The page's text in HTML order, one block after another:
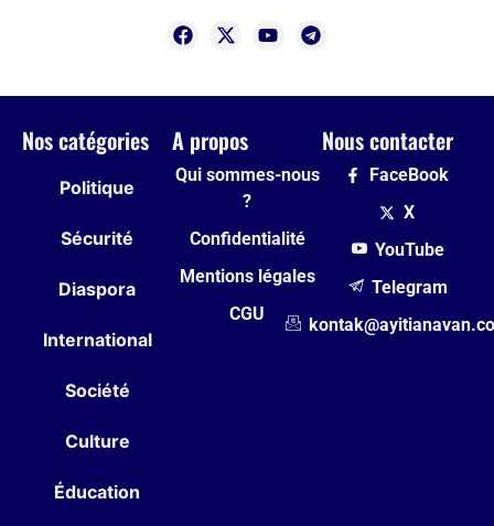
Nos catégories
Politique
Sécurité
Diaspora
International
Société
Culture
Éducation
A propos
Qui sommes-nous
?
Confidentialité
Mentions légales
CGU
Nous contacter
FaceBook
X
YouTube
Telegram